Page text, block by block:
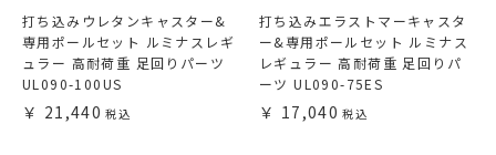
打ち込みウレタンキャスター&
専用ポールセット ルミナスレギ
ュラー 高耐荷重 足回りパーツ
UL090-100US
21,440
打ち込みエラストマーキャスタ
ー&専用ポールセット ルミナス
レギュラー 高耐荷重 足回りパ
ーツ UL090-75ES
17,040